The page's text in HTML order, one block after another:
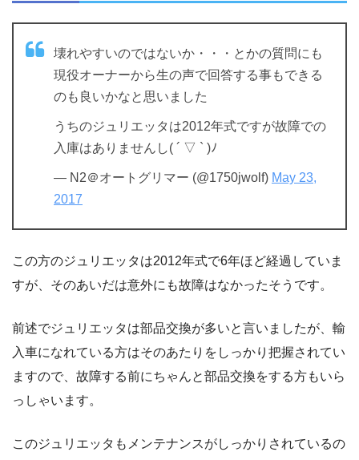
壊れやすいのではないか・・・とかの質問にも
現役オーナーから生の声で回答する事もできる
のも良いかなと思いました
うちのジュリエッタは2012年式ですが故障での
入庫はありませんし( ´ ▽ ` )ﾉ
— N2＠オートグリマー (@1750jwolf) May 23,
2017
この方のジュリエッタは2012年式で6年ほど経過していま
すが、そのあいだは意外にも故障はなかったそうです。
前述でジュリエッタは部品交換が多いと言いましたが、輸
入車になれている方はそのあたりをしっかり把握されてい
ますので、故障する前にちゃんと部品交換をする方もいら
っしゃいます。
このジュリエッタもメンテナンスがしっかりされているの